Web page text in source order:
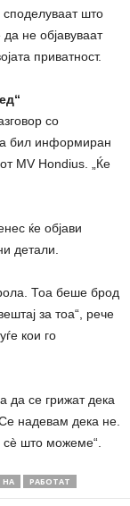
што
не објавуваат
приватност.
со
бил информиран
MV Hondius. „Ќе
ќе објави
детали.
Тоа беше брод
за тоа“, рече
кои го
да се грижат дека
надевам дека не.
што можеме“.
НА РАБОТАТ